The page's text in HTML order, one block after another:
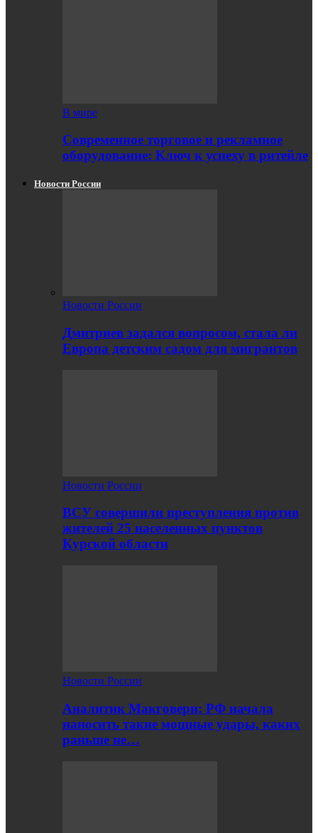
В мире
Современное торговое и рекламное
оборудование: Ключ к успеху в ритейле
Новости России
Новости России
Дмитриев задался вопросом, стала ли
Европа детским садом для мигрантов
Новости России
ВСУ совершили преступления против
жителей 25 населенных пунктов
Курской области
Новости России
Аналитик Макговерн: РФ начала
наносить такие мощные удары, каких
раньше не…